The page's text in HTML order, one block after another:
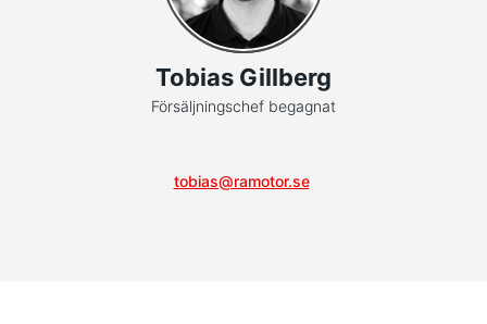
Tobias Gillberg
Försäljningschef begagnat
tobias@ramotor.se